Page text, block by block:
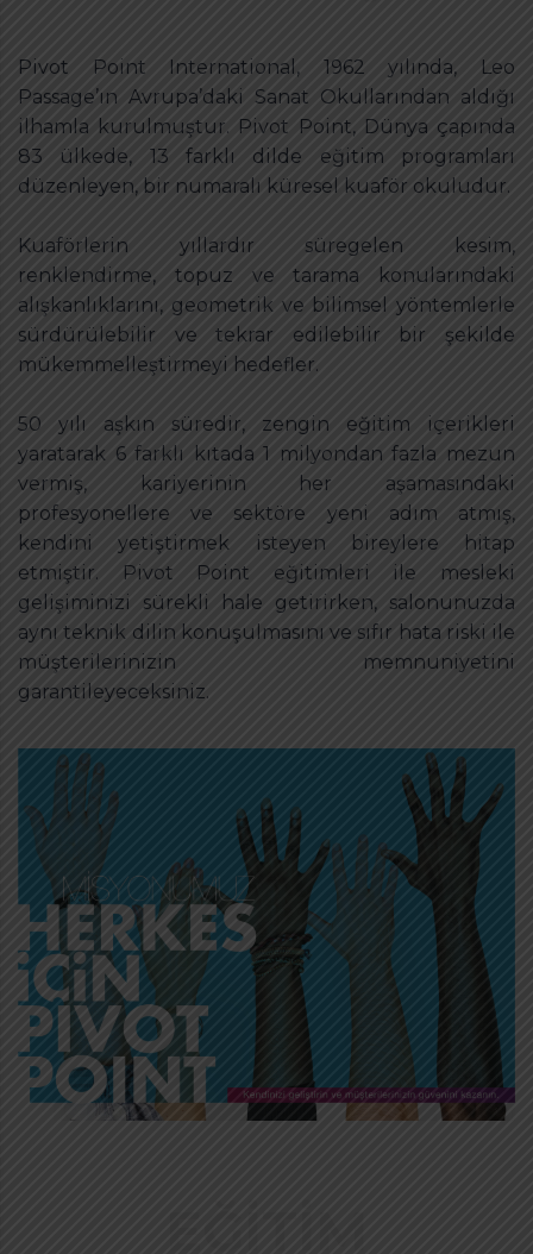
Pivot Point International, 1962 yılında, Leo
Passage’ın Avrupa’daki Sanat Okullarından aldığı
ilhamla kurulmuştur. Pivot Point, Dünya çapında
83 ülkede, 13 farklı dilde eğitim programları
düzenleyen, bir numaralı küresel kuaför okuludur.
Kuaförlerin yıllardır süregelen kesim,
renklendirme, topuz ve tarama konularındaki
alışkanlıklarını, geometrik ve bilimsel yöntemlerle
sürdürülebilir ve tekrar edilebilir bir şekilde
mükemmelleştirmeyi hedefler.
50 yılı aşkın süredir, zengin eğitim içerikleri
yaratarak 6 farklı kıtada 1 milyondan fazla mezun
vermiş, kariyerinin her aşamasındaki
profesyonellere ve sektöre yeni adım atmış,
kendini yetiştirmek isteyen bireylere hitap
etmiştir. Pivot Point eğitimleri ile mesleki
gelişiminizi sürekli hale getirirken, salonunuzda
aynı teknik dilin konuşulmasını ve sıfır hata riski ile
müşterilerinizin memnuniyetini
garantileyeceksiniz.